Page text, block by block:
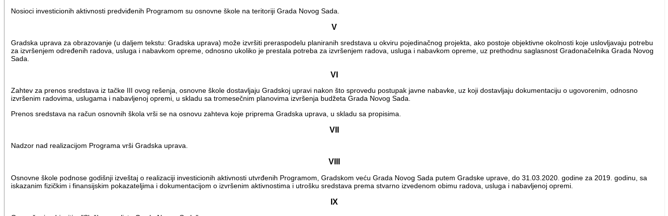
Nosioci investicionih aktivnosti predviđenih Programom su osnovne škole na teritoriji Grada Novog Sada.
V
Gradska uprava za obrazovanje (u daljem tekstu: Gradska uprava) može izvršiti preraspodelu planiranih sredstava u okviru pojedinačnog projekta, ako postoje objektivne okolnosti koje uslovljavaju potrebu
za izvršenjem određenih radova, usluga i nabavkom opreme, odnosno ukoliko je prestala potreba za izvršenjem radova, usluga i nabavkom opreme, uz prethodnu saglasnost Gradonačelnika Grada Novog
Sada.
VI
Zahtev za prenos sredstava iz tačke III ovog rešenja, osnovne škole dostavljaju Gradskoj upravi nakon što sprovedu postupak javne nabavke, uz koji dostavljaju dokumentaciju o ugovorenim, odnosno
izvršenim radovima, uslugama i nabavljenoj opremi, u skladu sa tromesečnim planovima izvršenja budžeta Grada Novog Sada.
Prenos sredstava na račun osnovnih škola vrši se na osnovu zahteva koje priprema Gradska uprava, u skladu sa propisima.
VII
Nadzor nad realizacijom Programa vrši Gradska uprava.
VIII
Osnovne škole podnose godišnji izveštaj o realizaciji investicionih aktivnosti utvrđenih Programom, Gradskom veću Grada Novog Sada putem Gradske uprave, do 31.03.2020. godine za 2019. godinu, sa
iskazanim fizičkim i finansijskim pokazateljima i dokumentacijom o izvršenim aktivnostima i utrošku sredstava prema stvarno izvedenom obimu radova, usluga i nabavljenoj opremi.
IX